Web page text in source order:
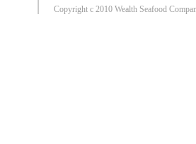
Copyright c 2010 Wealth Seafood